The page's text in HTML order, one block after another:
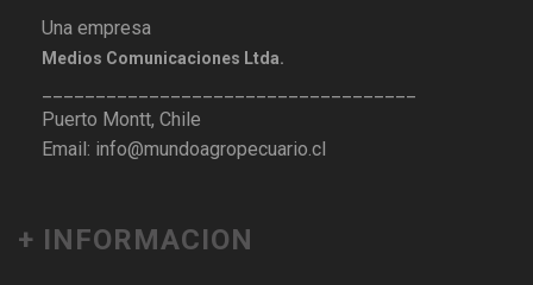
Una empresa
Medios Comunicaciones Ltda.
Puerto Montt, Chile
Email: info@mundoagropecuario.cl
+ INFORMACION